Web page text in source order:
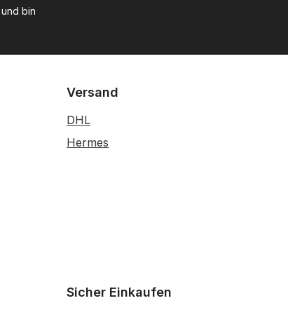
bin
Versand
DHL
Hermes
Sicher Einkaufen